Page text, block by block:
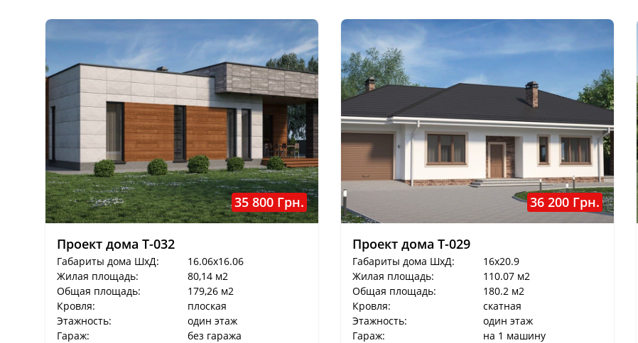
35 800 Грн.
Проект дома T-032
Габариты дома ШхД:
16.06x16.06
Жилая площадь:
80,14 м2
Общая площадь:
179,26 м2
Кровля:
плоская
Этажность:
один этаж
Гараж:
без гаража
36 200 Грн.
Проект дома T-029
Габариты дома ШхД:
16x20.9
Жилая площадь:
110.07 м2
Общая площадь:
180.2 м2
Кровля:
скатная
Этажность:
один этаж
Гараж:
на 1 машину